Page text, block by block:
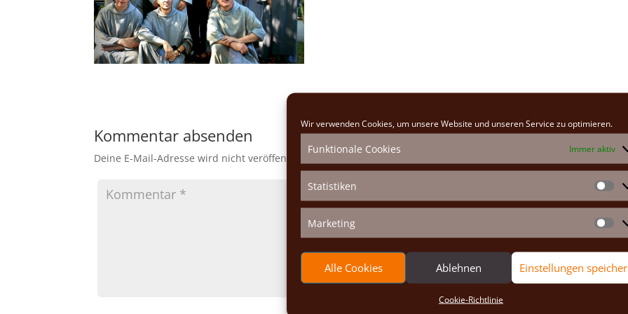
Wir verwenden Cookies, um unsere Website und unseren Service zu optimieren.
Funktionale Cookies Immer aktiv
Statistiken
Marketing
Alle Cookies Ablehnen Einstellungen
Cookie-Richtlinie
Kommentar absenden
Deine E-Mail-Adresse wird nicht veröffentlicht.